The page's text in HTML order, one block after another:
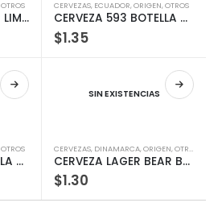
OTROS
CERVEZA 593 LAGER LIMON 330 ML
CERVEZAS, ECUADOR,ORIGEN,OTROS
CERVEZA 593 BOTELLA 600 ML (DESCARTABLE)
$1.35
OTROS
CERVEZA 593 BOTELLA 330ML
SIN EXISTENCIAS
CERVEZAS, DINAMARCA,ORIGEN,OTROS
CERVEZA LAGER BEAR BEER LATA 330 ML
$1.30